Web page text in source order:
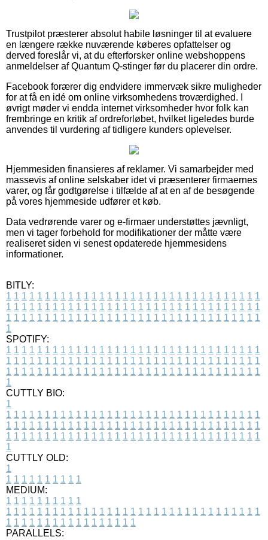
Trustpilot præsterer absolut habile løsninger til at evaluere
en længere række nuværende køberes opfattelser og
derved foreslår vi, at du efterforsker online webshoppens
anmeldelser af Quantum Q-stinger før du placerer din ordre.
Facebook forærer dig endvidere immervæk sikre muligheder
for at få en idé om online virksomhedens troværdighed. I
øvrigt møder vi endda internet virksomheder hvor folk kan
frembringe en kritik af ordreforløbet, hvilket ligeledes burde
anvendes til vurdering af tidligere kunders oplevelser.
Hjemmesiden finansieres af reklamer. Vi samarbejder med
massevis af online selskaber idet vi præsenterer firmaernes
varer, og får godtgørelse i tilfælde af at en af de besøgende
på vores hjemmeside udfører et køb.
Data vedrørende varer og e-firmaer understøttes jævnligt,
men vi tager forbehold for modifikationer der måtte være
realiseret siden vi senest opdaterede hjemmesidens
informationer.
BITLY:
1 1 1 1 1 1 1 1 1 1 1 1 1 1 1 1 1 1 1 1 1 1 1 1 1 1 1 1 1 1 1 1 1
1 1 1 1 1 1 1 1 1 1 1 1 1 1 1 1 1 1 1 1 1 1 1 1 1 1 1 1 1 1 1 1 1
1 1 1 1 1 1 1 1 1 1 1 1 1 1 1 1 1 1 1 1 1 1 1 1 1 1 1 1 1 1 1 1 1
1
SPOTIFY:
1 1 1 1 1 1 1 1 1 1 1 1 1 1 1 1 1 1 1 1 1 1 1 1 1 1 1 1 1 1 1 1 1
1 1 1 1 1 1 1 1 1 1 1 1 1 1 1 1 1 1 1 1 1 1 1 1 1 1 1 1 1 1 1 1 1
1 1 1 1 1 1 1 1 1 1 1 1 1 1 1 1 1 1 1 1 1 1 1 1 1 1 1 1 1 1 1 1 1
1
CUTTLY BIO:
1
1 1 1 1 1 1 1 1 1 1 1 1 1 1 1 1 1 1 1 1 1 1 1 1 1 1 1 1 1 1 1 1 1
1 1 1 1 1 1 1 1 1 1 1 1 1 1 1 1 1 1 1 1 1 1 1 1 1 1 1 1 1 1 1 1 1
1 1 1 1 1 1 1 1 1 1 1 1 1 1 1 1 1 1 1 1 1 1 1 1 1 1 1 1 1 1 1 1 1
1
CUTTLY OLD:
1
1 1 1 1 1 1 1 1 1 1
MEDIUM:
1 1 1 1 1 1 1 1 1 1
1 1 1 1 1 1 1 1 1 1 1 1 1 1 1 1 1 1 1 1 1 1 1 1 1 1 1 1 1 1 1 1 1
1 1 1 1 1 1 1 1 1 1 1 1 1 1 1 1 1
PARALLELS: